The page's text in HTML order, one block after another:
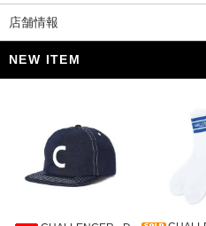
店舗情報
NEW ITEM